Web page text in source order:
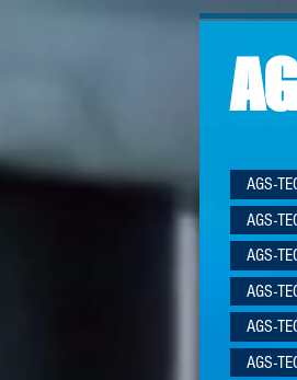
AGS-
AGS-
AGS-
AGS-
AGS-
AGS-